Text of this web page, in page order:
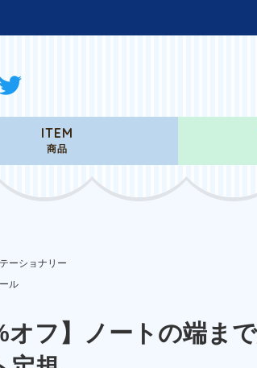
ITEM
商品
ーショナリー
ル
オフ】ノートの端ま